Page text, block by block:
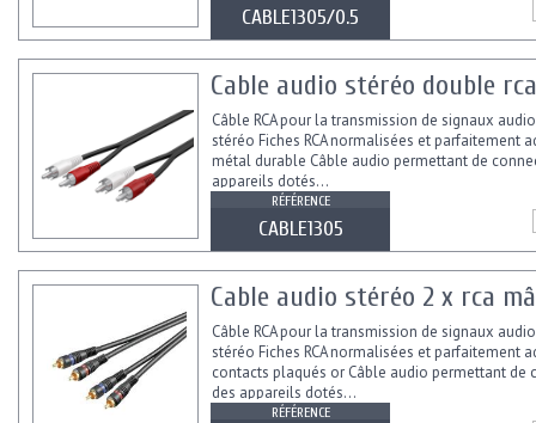
CABLE1305/0.5
Cable audio stéréo double
Câble RCA pour la transmission de signaux
stéréo Fiches RCA normalisées et parfaitement
métal durable Câble audio permettant de
appareils dotés...
RÉFÉRENCE
CABLE1305
Cable audio stéréo 2 x rca
Câble RCA pour la transmission de signaux
stéréo Fiches RCA normalisées et parfaitement
contacts plaqués or Câble audio permettant de
des appareils dotés...
RÉFÉRENCE